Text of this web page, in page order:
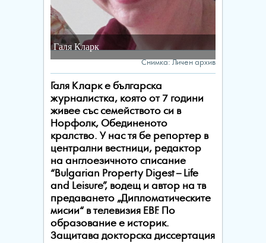
Галя Кларк
Снимка: Личен архив
Галя Кларк е българска
журналистка, която от 7 години
живее със семейството си в
Норфолк, Обединеното
кралство. У нас тя бе репортер в
централни вестници, редактор
на англоезичното списание
“Bulgarian Property Digest – Life
and Leisure”, водещ и автор на тв
предаването „Дипломатическите
мисии“ в телевизия EBF. По
образование е историк.
Защитава докторска диссертация